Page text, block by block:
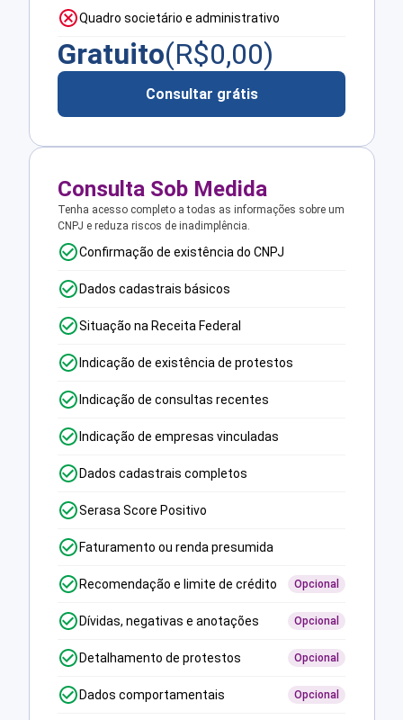
Quadro societário e administrativo
Gratuito(R$0,00)
Consultar grátis
Consulta Sob Medida
Tenha acesso completo a todas as informações sobre um
CNPJ e reduza riscos de inadimplência.
Confirmação de existência do CNPJ
Dados cadastrais básicos
Situação na Receita Federal
Indicação de existência de protestos
Indicação de consultas recentes
Indicação de empresas vinculadas
Dados cadastrais completos
Serasa Score Positivo
Faturamento ou renda presumida
Recomendação e limite de crédito Opcional
Dívidas, negativas e anotações Opcional
Detalhamento de protestos Opcional
Dados comportamentais Opcional